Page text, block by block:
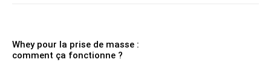
Whey pour la prise de masse :
comment ça fonctionne ?